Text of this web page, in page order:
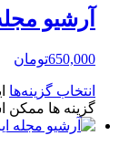
آرشیو
650,000تومان
انتخاب گزینه‌ها
گزینه ها